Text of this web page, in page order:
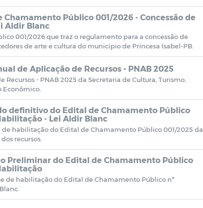
Chamamento Público 001/2026 - Concessão de
Aldir Blanc
001/2026 que traz o regulamento para a concessão de
de arte e cultura do município de Princesa Isabel-PB.
de Aplicação de Recursos - PNAB 2025
Recursos - PNAB 2025 da Secretaria de Cultura, Turismo,
Econômico.
definitivo do Edital de Chamamento Público
- Lei Aldir Blanc
de habilitação do Edital de Chamamento Público 001/2025 da
recursos.
Preliminar do Edital de Chamamento Público
de habilitação do Edital de Chamamento Público nº